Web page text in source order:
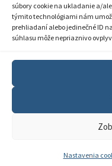
súbory cookie na ukladanie a/
týmito technológiami nám
prehliadaní alebo jedinečné ID
súhlasu môže nepriaznivo
Nastavenia
© 2026 Národný